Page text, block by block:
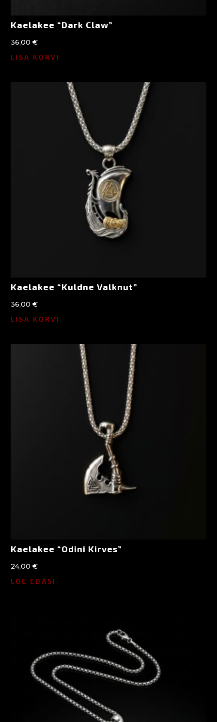
Kaelakee “Dark Claw”
36,00€
LISA KORVI
Kaelakee “Kuldne Valknut”
36,00€
LISA KORVI
Kaelakee “Odini Kirves”
24,00€
LOE EDASI